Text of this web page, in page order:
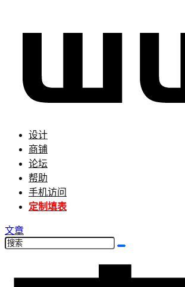
设计
商铺
论坛
帮助
手机访问
定制填表
文章